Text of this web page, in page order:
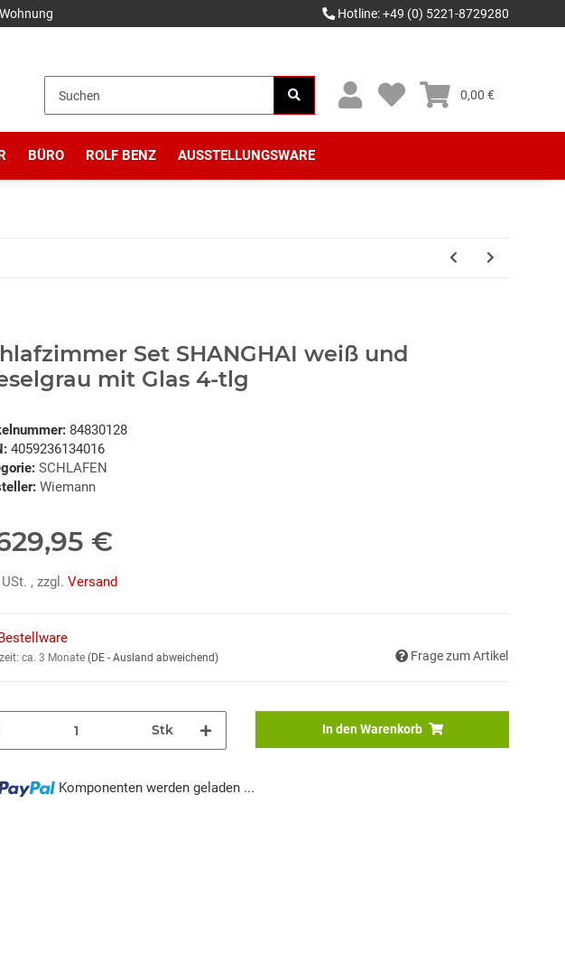
Hotline: +49 (0) 5221-8729280
0,00 €
BÜRO ROLF BENZ AUSSTELLUNGSWARE
Set SHANGHAI weiß und
mit Glas 4-tlg
84830128
4059236134016
SCHLAFEN
Wiemann
€
, zzgl. Versand
ca. 3 Monate (DE - Ausland abweichend) Frage zum Artikel
Stk In den Warenkorb
Komponenten werden geladen ...